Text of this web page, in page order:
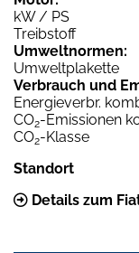
kW / PS
Treibstoff
Umweltnormen:
Umweltplakette
Verbrauch und
Energieverbr.
CO2-Emissionen
CO2-Klasse
Standort
Details zum